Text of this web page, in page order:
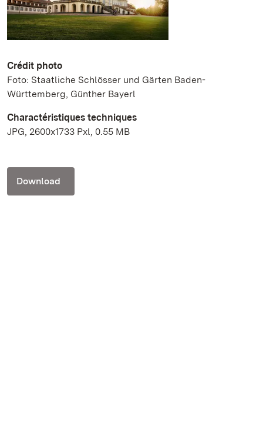
Crédit photo
Foto: Staatliche Schlösser und Gärten Baden-
Württemberg, Günther Bayerl
Charactéristiques techniques
JPG, 2600x1733 Pxl, 0.55 MB
Download